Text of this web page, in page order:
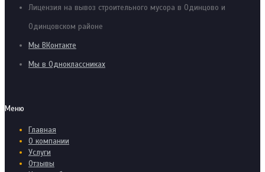
Лицензия на вывоз строительного мусора в Одинцово и
Одинцовском районе
Мы ВКонтакте
Мы в Одноклассниках
Меню
Главная
О компании
Услуги
Отзывы